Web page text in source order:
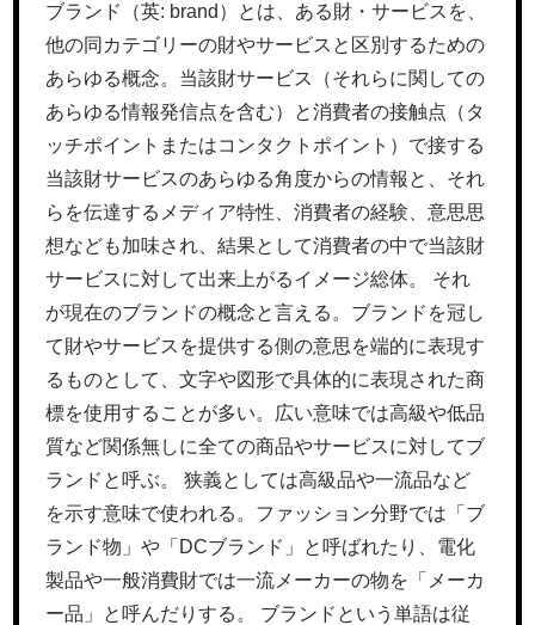
ブランド（英: brand）とは、ある財・サービスを、
他の同カテゴリーの財やサービスと区別するための
あらゆる概念。当該財サービス（それらに関しての
あらゆる情報発信点を含む）と消費者の接触点（タ
ッチポイントまたはコンタクトポイント）で接する
当該財サービスのあらゆる角度からの情報と、それ
らを伝達するメディア特性、消費者の経験、意思思
想なども加味され、結果として消費者の中で当該財
サービスに対して出来上がるイメージ総体。 それ
が現在のブランドの概念と言える。ブランドを冠し
て財やサービスを提供する側の意思を端的に表現す
るものとして、文字や図形で具体的に表現された商
標を使用することが多い。広い意味では高級や低品
質など関係無しに全ての商品やサービスに対してブ
ランドと呼ぶ。 狭義としては高級品や一流品など
を示す意味で使われる。ファッション分野では「ブ
ランド物」や「DCブランド」と呼ばれたり、電化
製品や一般消費財では一流メーカーの物を「メーカ
ー品」と呼んだりする。 ブランドという単語は従